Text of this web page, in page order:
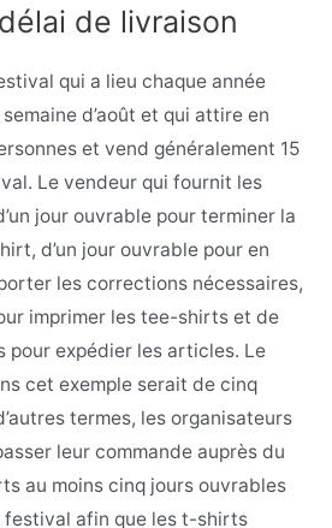
de livraison
qui a lieu chaque année
d’août et qui attire en
et vend généralement 15
Le vendeur qui fournit les
jour ouvrable pour terminer la
d’un jour ouvrable pour en
les corrections nécessaires,
imprimer les tee-shirts et de
pour expédier les articles. Le
cet exemple serait de cinq
termes, les organisateurs
leur commande auprès du
au moins cinq jours ouvrables
festival afin que les t-shirts